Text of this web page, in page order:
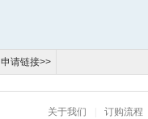
申请链接>>
关于我们 订购流程